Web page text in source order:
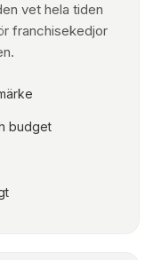
vet hela tiden
franchisekedjor
budget